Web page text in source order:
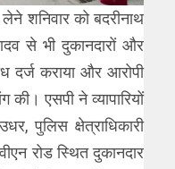
शनिवार को बदरीनाथ
से भी दुकानदारों और
दर्ज कराया और आरोपी
की। एसपी ने व्यापारियों
पुलिस क्षेत्राधिकारी
रोड स्थित दुकानदार